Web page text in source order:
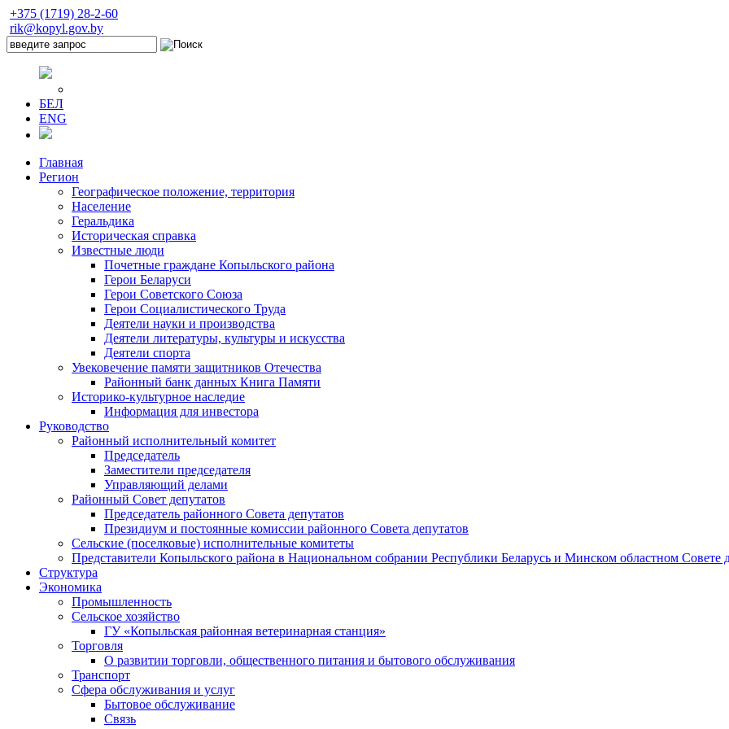
+375 (1719) 28-2-60
rik@kopyl.gov.by
БЕЛ
ENG
Главная
Регион
Географическое положение, территория
Население
Геральдика
Историческая справка
Известные люди
Почетные граждане Копыльского района
Герои Беларуси
Герои Советского Союза
Герои Социалистического Труда
Деятели науки и производства
Деятели литературы, культуры и искусства
Деятели спорта
Увековечение памяти защитников Отечества
Районный банк данных Книга Памяти
Историко-культурное наследие
Информация для инвестора
Руководство
Районный исполнительный комитет
Председатель
Заместители председателя
Управляющий делами
Районный Совет депутатов
Председатель районного Совета депутатов
Президиум и постоянные комиссии районного Совета депутатов
Сельские (поселковые) исполнительные комитеты
Представители Копыльского района в Национальном собрании Республики Беларусь и Минском областном Совете
Структура
Экономика
Промышленность
Сельское хозяйство
ГУ «Копыльская районная ветеринарная станция»
Торговля
О развитии торговли, общественного питания и бытового обслуживания
Транспорт
Сфера обслуживания и услуг
Бытовое обслуживание
Связь